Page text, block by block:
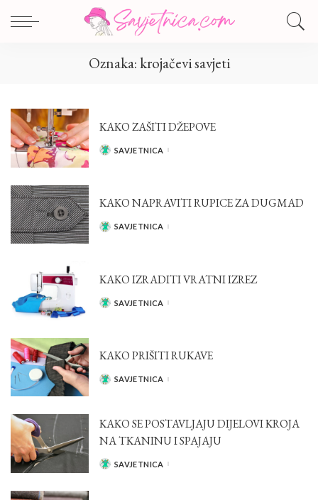
Oznaka:krojačevi savjeti
KAKO ZAŠITI DŽEPOVE
POSTED
SAVJETNICA
KAKO NAPRAVITI RUPICE ZA DUGMAD
POSTED
SAVJETNICA
KAKO IZRADITI VRATNI IZREZ
POSTED
SAVJETNICA
KAKO PRIŠITI RUKAVE
POSTED
SAVJETNICA
KAKO SE POSTAVLJAJU DIJELOVI KROJA
NA TKANINU I SPAJAJU
POSTED
SAVJETNICA